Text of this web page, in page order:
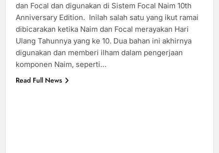
dan Focal dan digunakan di Sistem Focal Naim 10th
Anniversary Edition. Inilah salah satu yang ikut ramai
dibicarakan ketika Naim dan Focal merayakan Hari
Ulang Tahunnya yang ke 10. Dua bahan ini akhirnya
digunakan dan memberi ilham dalam pengerjaan
komponen Naim, seperti…
Read Full News